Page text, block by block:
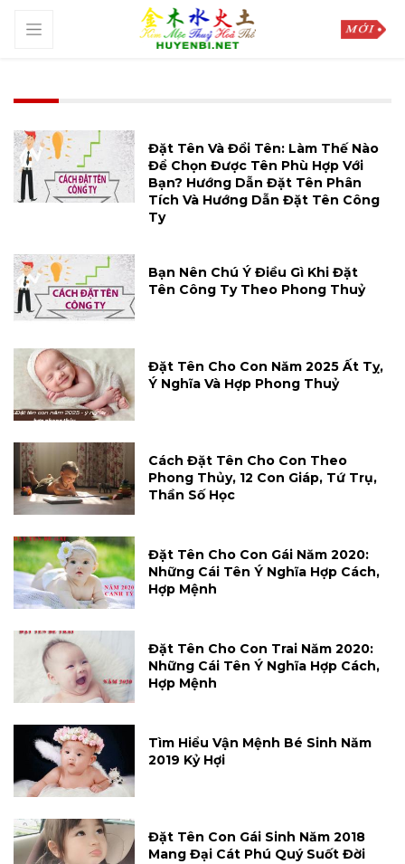
Đặt Tên Và Đổi Tên: Làm Thế Nào
Để Chọn Được Tên Phù Hợp Với
Bạn? Hướng Dẫn Đặt Tên Phân
Tích Và Hướng Dẫn Đặt Tên Công
Ty
Bạn Nên Chú Ý Điều Gì Khi Đặt
Tên Công Ty Theo Phong Thuỷ
Đặt Tên Cho Con Năm 2025 Ất Tỵ,
Ý Nghĩa Và Hợp Phong Thuỷ
Cách Đặt Tên Cho Con Theo
Phong Thủy, 12 Con Giáp, Tứ Trụ,
Thần Số Học
Đặt Tên Cho Con Gái Năm 2020:
Những Cái Tên Ý Nghĩa Hợp Cách,
Hợp Mệnh
Đặt Tên Cho Con Trai Năm 2020:
Những Cái Tên Ý Nghĩa Hợp Cách,
Hợp Mệnh
Tìm Hiểu Vận Mệnh Bé Sinh Năm
2019 Kỷ Hợi
Đặt Tên Con Gái Sinh Năm 2018
Mang Đại Cát Phú Quý Suốt Đời